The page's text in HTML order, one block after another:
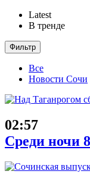
Latest
В тренде
Фильтр
Все
Новости Сочи
02:57
Среди ночи